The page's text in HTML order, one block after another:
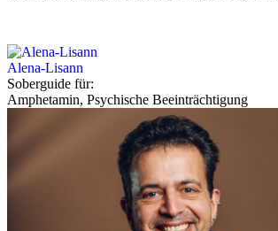
Alena-Lisann
Soberguide für:
Amphetamin, Psychische Beeinträchtigung